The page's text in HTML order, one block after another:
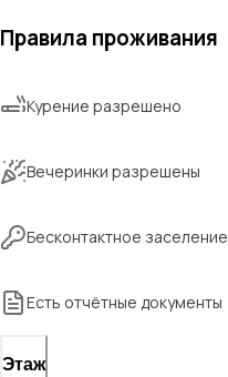
Правила проживания
Курение разрешено
Вечеринки разрешены
Бесконтактное заселение
Есть отчётные документы
Этаж